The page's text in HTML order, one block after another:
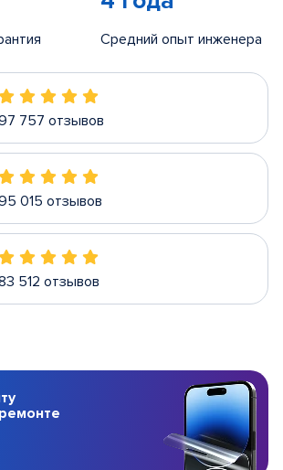
Средний опыт инженера
757 отзывов
015 отзывов
512 отзывов